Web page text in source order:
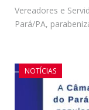
Vereadores e
Pará/PA,
NOTÍCIAS